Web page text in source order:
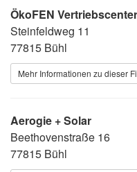
ÖkoFEN
Steinfeldweg 11
77815 Bühl
Mehr Informationen zu dieser
Aerogie + Solar
Beethovenstraße 16
77815 Bühl